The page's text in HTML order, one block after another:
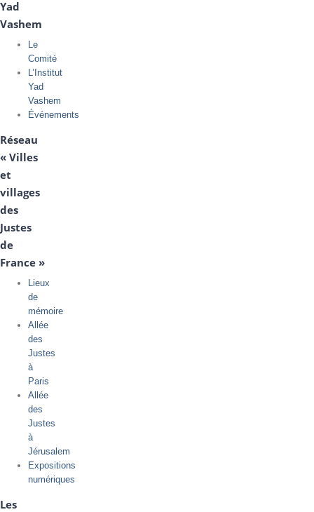
Yad
Vashem
Le
Comité
L’Institut
Yad
Vashem
Événements
Réseau
« Villes
et
villages
des
Justes
de
France »
Lieux
de
mémoire
Allée
des
Justes
à
Paris
Allée
des
Justes
à
Jérusalem
Expositions
numériques
Les